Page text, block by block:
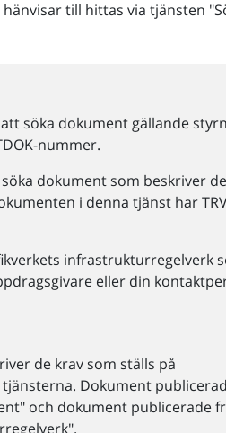
till hittas via tjänsten
söka dokument gällande
nummer.
dokument som beskriver
i denna tjänst har
infrastrukturregelverk
eller din
de krav som ställs på
Dokument
och dokument publicerade